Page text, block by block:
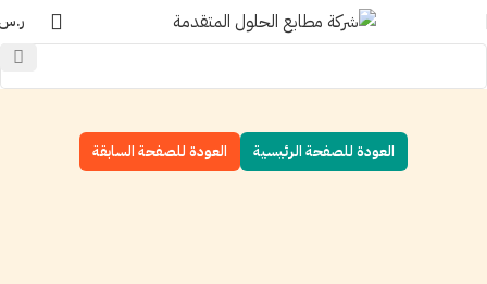
العودة للصفحة الرئيسية العودة للصفحة السابقة